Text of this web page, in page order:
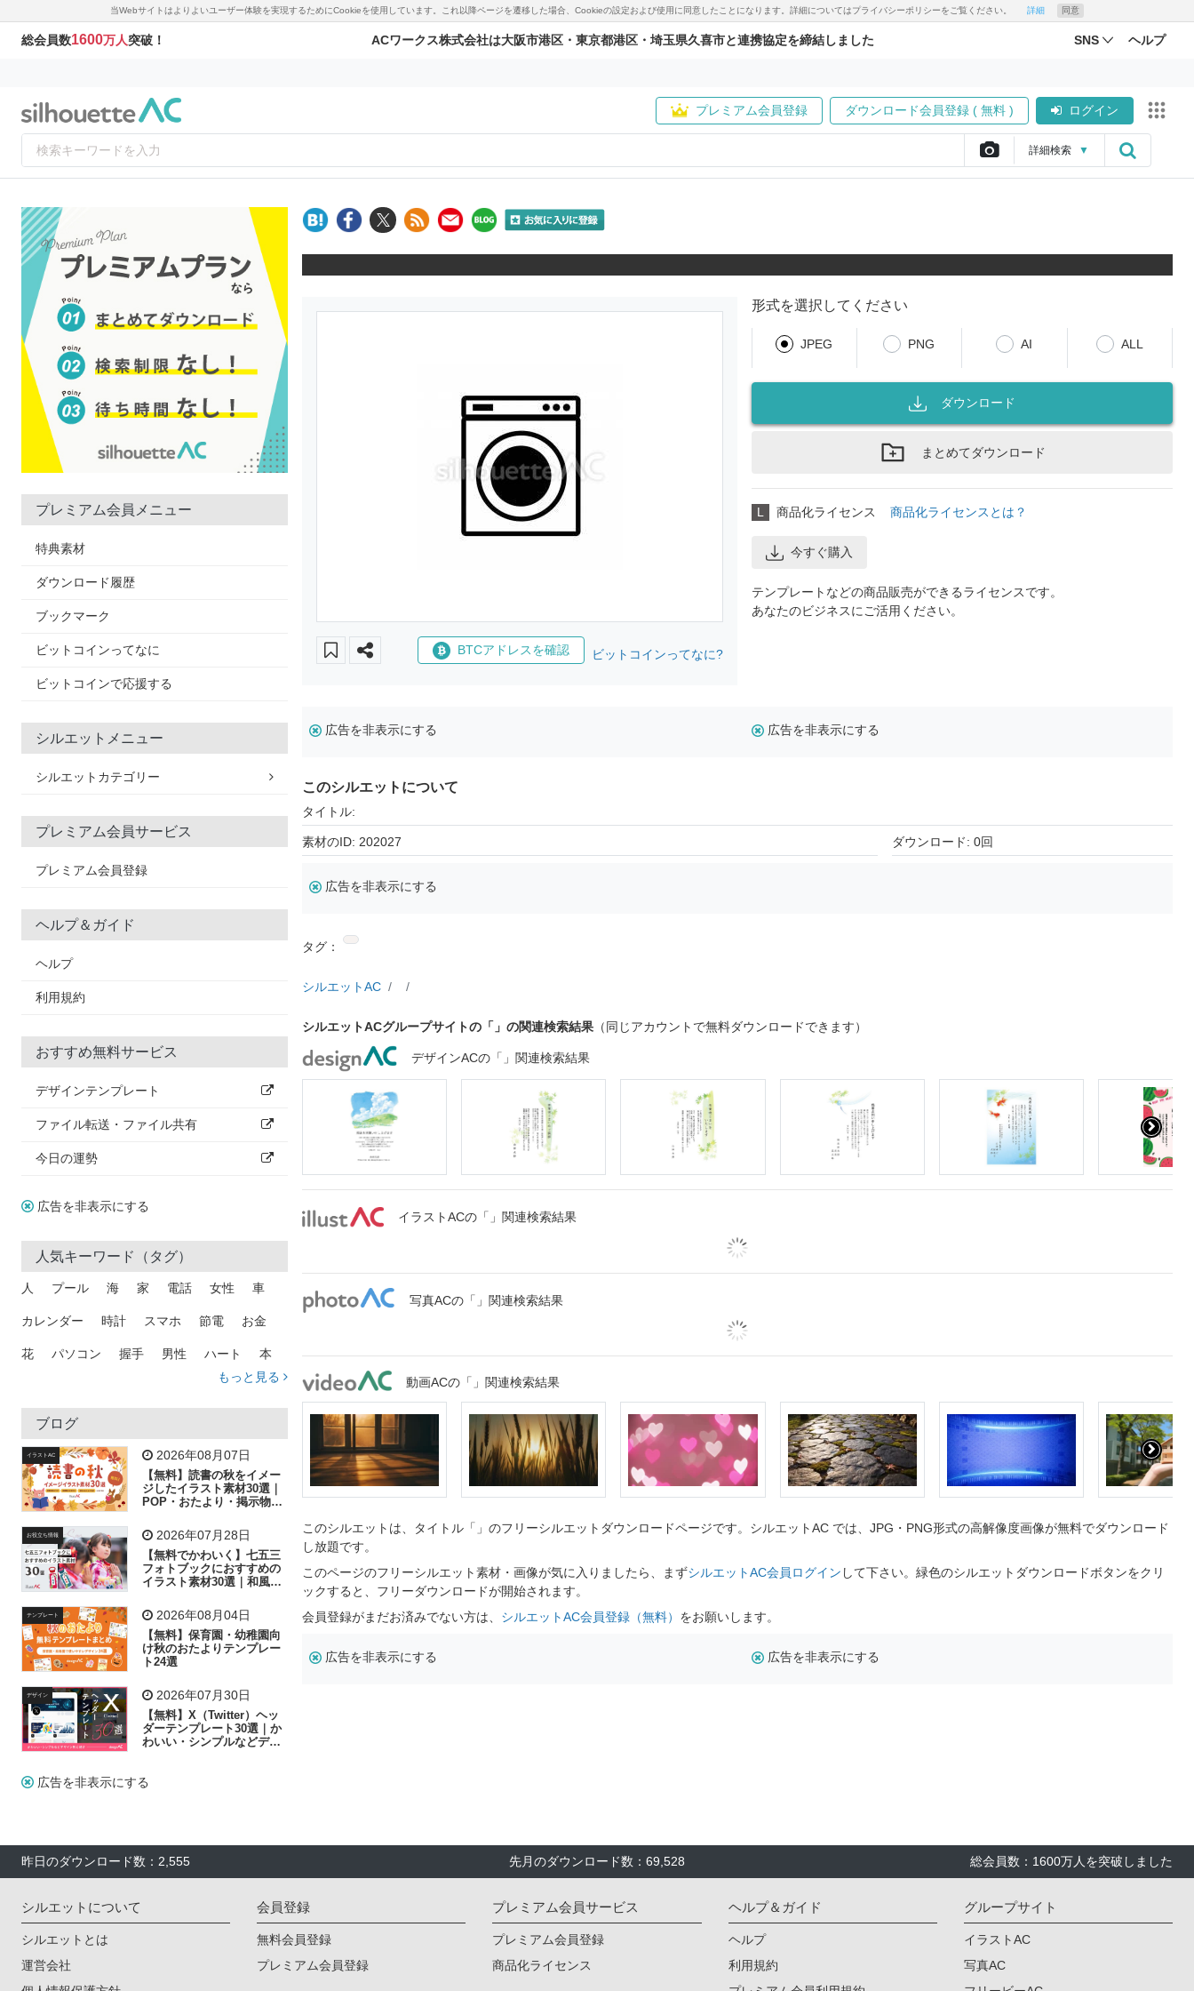
当Webサイトはよりよいユーザー体験を実現するためにCookieを使用しています。これ以降ページを遷移した場合、Cookieの設定および使用に同意したことになります。詳細についてはプライバシーポリシーをご覧ください。 詳細 同意
総会員数1600万人突破！ ACワークス株式会社は大阪市港区・東京都港区・埼玉県久喜市と連携協定を締結しました SNS ヘルプ
プレミアム会員登録 ダウンロード会員登録 ( 無料 ) ログイン
詳細検索 ▼
プレミアム会員メニュー
特典素材
ダウンロード履歴
ブックマーク
ビットコインってなに
ビットコインで応援する
シルエットメニュー
シルエットカテゴリー
プレミアム会員サービス
プレミアム会員登録
ヘルプ＆ガイド
ヘルプ
利用規約
おすすめ無料サービス
デザインテンプレート
ファイル転送・ファイル共有
今日の運勢
広告を非表示にする
人気キーワード（タグ）
人 プール 海 家 電話 女性 車
カレンダー 時計 スマホ 節電 お金
花 パソコン 握手 男性 ハート 本
トラック 木
吹き出し
飛行機 グラフ ビル 魚 家族 書類
歩く 工場 会社 太陽 キラキラ
子供 作業員 葉 相談 ピクトグラム
もっと見る
ブログ
イラストAC 2026年08月07日
【無料】読書の秋をイメー
ジしたイラスト素材30選｜
POP・おたより・掲示物に
お役立ち情報 2026年07月28日
【無料でかわいく】七五三
フォトブックにおすすめの
イラスト素材30選｜和風の
テンプレート 2026年08月04日
【無料】保育園・幼稚園向
け秋のおたよりテンプレー
ト24選
デザイン 2026年07月30日
【無料】X（Twitter）ヘッ
ダーテンプレート30選｜か
わいい・シンプルなどデザ
広告を非表示にする
BTCアドレスを確認 ビットコインってなに?
形式を選択してください
JPEG PNG AI ALL
ダウンロード
まとめてダウンロード
L 商品化ライセンス 商品化ライセンスとは？
今すぐ購入
テンプレートなどの商品販売ができるライセンスです。
あなたのビジネスにご活用ください。
広告を非表示にする 広告を非表示にする
このシルエットについて
タイトル:
素材のID: 202027 ダウンロード: 0回
広告を非表示にする
タグ：
シルエットAC
シルエットACグループサイトの「」の関連検索結果 （同じアカウントで無料ダウンロードできます）
デザインACの「」関連検索結果
イラストACの「」関連検索結果
写真ACの「」関連検索結果
動画ACの「」関連検索結果
このシルエットは、タイトル「」のフリーシルエットダウンロードページです。シルエットAC では、JPG・PNG形式の高解像度画像が無料でダウンロード
し放題です。
このページのフリーシルエット素材・画像が気に入りましたら、まずシルエットAC会員ログイン して下さい。緑色のシルエットダウンロードボタンをクリ
ックすると、フリーダウンロードが開始されます。
会員登録がまだお済みでない方は、 シルエットAC会員登録（無料） をお願いします。
広告を非表示にする 広告を非表示にする
昨日のダウンロード数：2,555 先月のダウンロード数：69,528 総会員数：1600万人を突破しました
シルエットについて
シルエットとは
運営会社
会員登録
無料会員登録
プレミアム会員登録
プレミアム会員サービス
プレミアム会員登録
商品化ライセンス
ヘルプ＆ガイド
ヘルプ
利用規約
グループサイト
イラストAC
写真AC